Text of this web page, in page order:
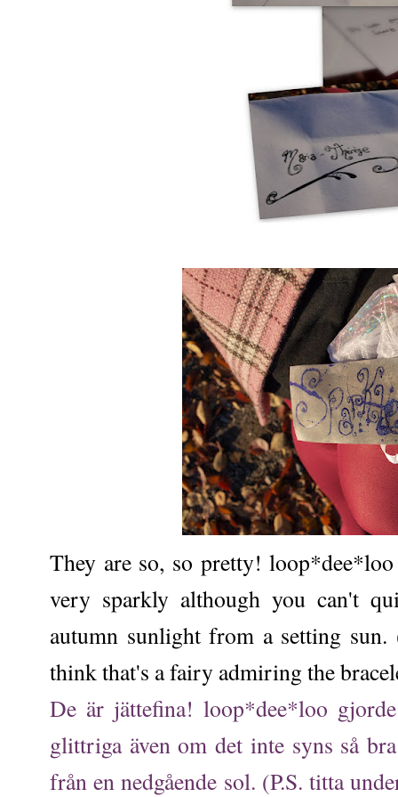
They are so, so pretty!
very sparkly although you can't
autumn sunlight from a setting
think that's a fairy admiring the
De är jättefina! loop*dee*loo
glittriga även om det inte syns så
från en nedgående sol. (P.S. titta